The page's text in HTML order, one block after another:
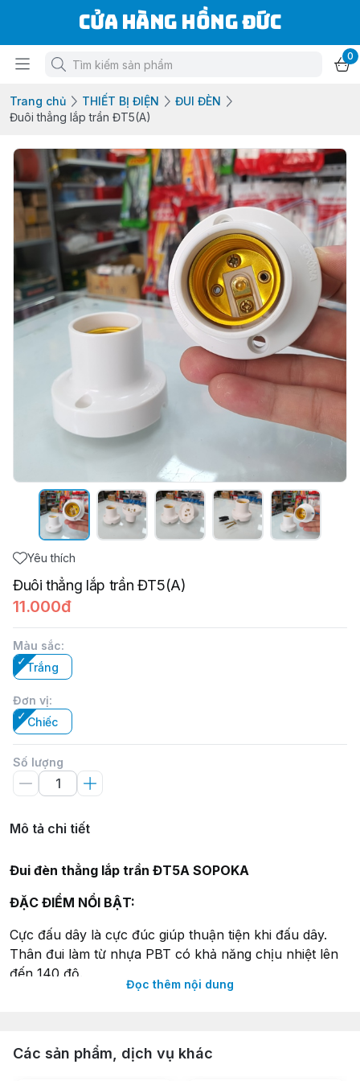
Cửa Hàng Hồng Đức
0
Trang chủ THIẾT BỊ ĐIỆN
ĐUI ĐÈN
Đuôi thẳng lắp trần ĐT5(A)
Yêu thích
Đuôi thẳng lắp trần ĐT5(A)
11.000đ
Màu sắc:
Trắng
Đơn vị:
Chiếc
Số lượng
Mô tả chi tiết
Đui đèn thẳng lắp trần ĐT5A SOPOKA
ĐẶC ĐIỂM NỔI BẬT:
Cực đấu dây là cực đúc giúp thuận tiện khi đấu dây.
Thân đui làm từ nhựa PBT có khả năng chịu nhiệt lên
đến 140 độ.
Lưỡi gà đảm bảo tiếp xúc điện giữa bóng và đui đèn.
THÔNG SỐ KỸ THUẬT:
Đọc thêm nội dung
Các sản phẩm, dịch vụ khác